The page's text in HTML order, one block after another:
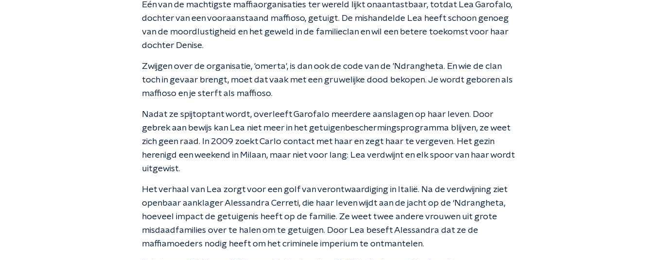
Eén van de machtigste maffiaorganisaties ter wereld lijkt onaantastbaar, totdat Lea Garofalo,
dochter van een vooraanstaand maffioso, getuigt. De mishandelde Lea heeft schoon genoeg
van de moordlustigheid en het geweld in de familieclan en wil een betere toekomst voor haar
dochter Denise.
Zwijgen over de organisatie, 'omerta', is dan ook de code van de 'Ndrangheta. En wie de clan
toch in gevaar brengt, moet dat vaak met een gruwelijke dood bekopen. Je wordt geboren als
maffioso en je sterft als maffioso.
Nadat ze spijtoptant wordt, overleeft Garofalo meerdere aanslagen op haar leven. Door
gebrek aan bewijs kan Lea niet meer in het getuigenbeschermingsprogramma blijven, ze weet
zich geen raad. In 2009 zoekt Carlo contact met haar en zegt haar te vergeven. Het gezin
herenigd een weekend in Milaan, maar niet voor lang: Lea verdwijnt en elk spoor van haar wordt
uitgewist.
Het verhaal van Lea zorgt voor een golf van verontwaardiging in Italië. Na de verdwijning ziet
openbaar aanklager Alessandra Cerreti, die haar leven wijdt aan de jacht op de ‘Ndrangheta,
hoeveel impact de getuigenis heeft op de familie. Ze weet twee andere vrouwen uit grote
misdaadfamilies over te halen om te getuigen. Door Lea beseft Alessandra dat ze de
maffiamoeders nodig heeft om het criminele imperium te ontmantelen.